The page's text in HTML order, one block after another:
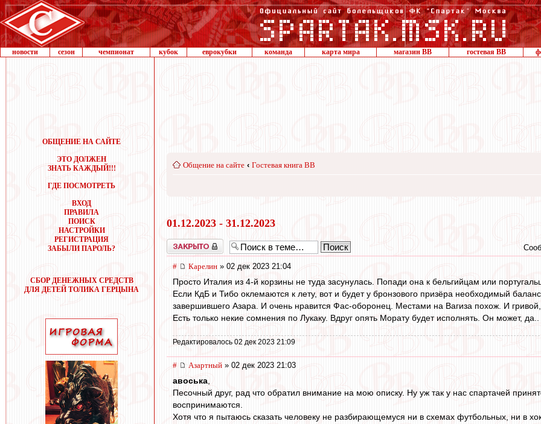
новости сезон чемпионат кубок еврокубки команда карта мира магазин ВВ гостевая ВВ
ОБЩЕНИЕ НА САЙТЕ
ЭТО ДОЛЖЕН
ЗНАТЬ КАЖДЫЙ!!!
ГДЕ ПОСМОТРЕТЬ
ВХОД
ПРАВИЛА
ПОИСК
НАСТРОЙКИ
РЕГИСТРАЦИЯ
ЗАБЫЛИ ПАРОЛЬ?
СБОР ДЕНЕЖНЫХ СРЕДСТВ
ДЛЯ ДЕТЕЙ ТОЛИКА ГЕРЦЫНА
Общение на сайте ‹ Гостевая книга ВВ
01.12.2023 - 31.12.2023
Закрыто
# Карелин » 02 дек 2023 21:04
Просто Италия из 4-й корзины не туда засунулась. Попади она к бельгийцам или
Если КдБ и Тибо оклемаются к лету, вот и будет у бронзового призёра необходимый
завершившего Азара. И очень нравится Фас-оборонец. Местами на Вагиза похож. И
Есть только некие сомнения по Лукаку. Вдруг опять Морату будет исполнять. Он может, да..
Редактировалось 02 дек 2023 21:09
# Азартный » 02 дек 2023 21:03
авоська,
Песочный друг, рад что обратил внимание на мою описку. Ну уж так у нас спартачей
воспринимаются.
Хотя что я пытаюсь сказать человеку не разбирающемуся ни в схемах футбольных, ни в